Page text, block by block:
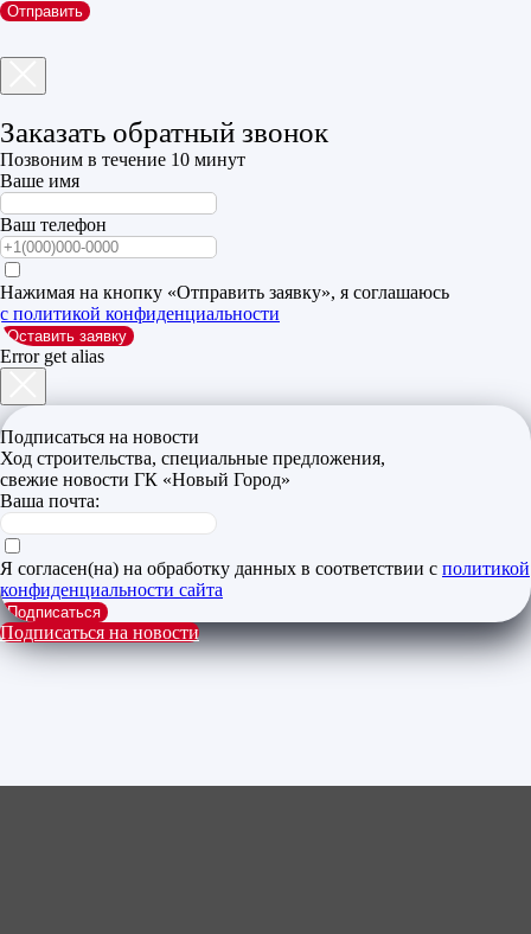
Отправить
Заказать обратный звонок
Позвоним в течение 10 минут
Ваше имя
Ваш телефон
Нажимая на кнопку «Отправить заявку», я соглашаюсь
с политикой конфиденциальности
Оставить заявку
Error get alias
Подписаться на новости
Ход строительства, специальные предложения,
свежие новости ГК «Новый Город»
Ваша почта:
Я согласен(на) на обработку данных в соответствии с политикой
конфиденциальности сайта
Подписаться
Подписаться на новости